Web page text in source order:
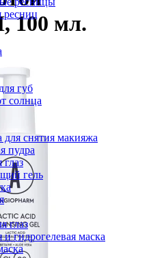
ресниц
губ
солнца
для снятия макияжа
пудра
гель
глаз
и гидрогелевая маска
100 мл.